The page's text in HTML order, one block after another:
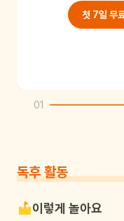
첫 7일 무
01
독후 활동
이렇게 놀아요